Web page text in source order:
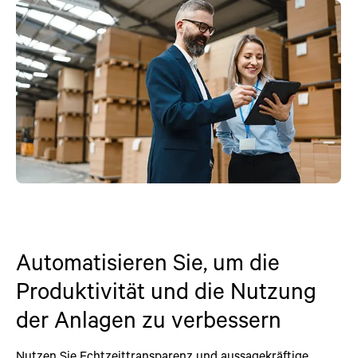
Automatisieren Sie, um die
Produktivität und die Nutzung
der Anlagen zu verbessern